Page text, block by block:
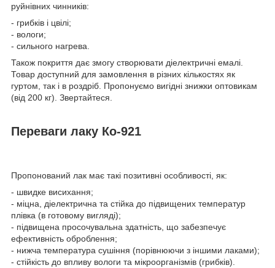
руйнівних чинників:
- грибків і цвілі;
- вологи;
- сильного нагрева.
Також покриття дає змогу створювати діелектричні емалі.
Товар доступний для замовлення в різних кількостях як
гуртом, так і в роздріб. Пропонуємо вигідні знижки оптовикам
(від 200 кг). Звертайтеся.
Переваги лаку Ко-921
Пропонований лак має такі позитивні особливості, як:
- швидке висихання;
- міцна, діелектрична та стійка до підвищених температур
плівка (в готовому вигляді);
- підвищена просочувальна здатність, що забезпечує
ефективність оброблення;
- нижча температура сушіння (порівнюючи з іншими лаками);
- стійкість до впливу вологи та мікроорганізмів (грибків).